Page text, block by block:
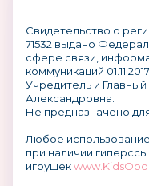
Свидетельство о
71532 выдано
сфере связи,
коммуникаций 01.11.2017.
Учредитель и
Александровна.
Не предназначено
Любое
при наличии
игрушек